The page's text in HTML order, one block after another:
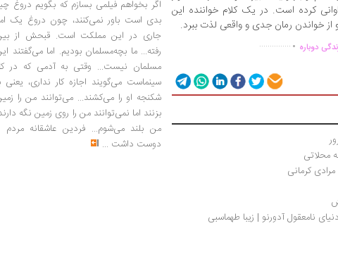
کرده است. در یک کلام خواننده این
از خواندن رمان جدی و واقعی لذت ببرد.
................ دوباره
محلاتی
کرمانی
نامعقول آدورنو | زیبا طهماسبی
اگر بخواهم فیلمی بسازم که بگویم دروغ
بدی است باور نمی‌کنند، چون دروغ یک
جاری در این مملکت است. قبحش از
رفته... ما بچه‌مسلمان بودیم. اما می‌گفتند
مسلمان نیست... وقتی به آدمی که در
سینماست می‌گویند اجازه کار نداری، یعنی
شکنجه او را می‌کشند... می‌توانند من را
بزنند اما نمی‌توانند من را روی زمین نگه
من بلند می‌شوم... فردین عاشقانه مردم
دوست داشت ...